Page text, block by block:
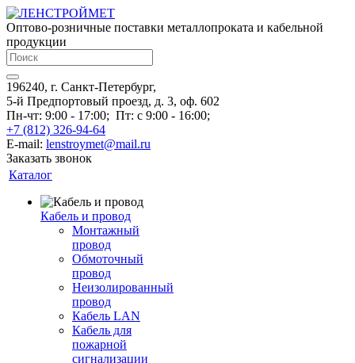
Оптово-розничные поставки металлопроката и кабельной
продукции
196240, г. Санкт-Петербург,
5-й Предпортовый проезд, д. 3, оф. 602
Пн-чт: 9:00 - 17:00; Пт: с 9:00 - 16:00;
+7 (812) 326-94-64
E-mail: lenstroymet@mail.ru
Заказать звонок
Каталог
Кабель и провод
Монтажный
провод
Обмоточный
провод
Неизолированный
провод
Кабель LAN
Кабель для
пожарной
сигнализации